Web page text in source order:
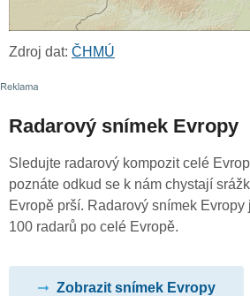
Zdroj dat: ČHMÚ
Radarový snímek Evropy
Sledujte radarový kompozit celé
poznáte odkud se k nám chystají
Evropě prší. Radarový snímek
100 radarů po celé Evropě.
Zobrazit snímek Evropy